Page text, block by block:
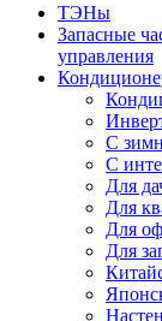
ТЭНы
Запасные
управления
С
С
Для
Для
Для
Для